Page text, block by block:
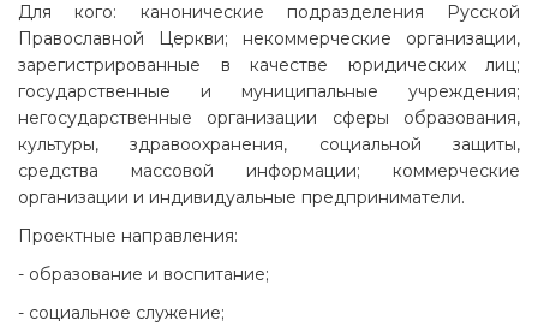
Для кого: канонические подразделения Русской
Православной Церкви; некоммерческие организации,
зарегистрированные в качестве юридических лиц;
государственные и муниципальные учреждения;
негосударственные организации сферы образования,
культуры, здравоохранения, социальной защиты,
средства массовой информации; коммерческие
организации и индивидуальные предприниматели.
Проектные направления:
- образование и воспитание;
- социальное служение;